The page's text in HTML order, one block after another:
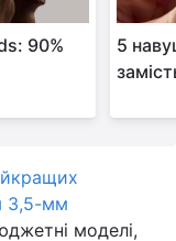
90%
5
3,5-мм
моделі,